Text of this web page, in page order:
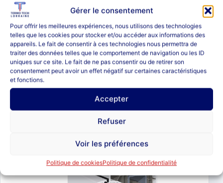
Gérer le consentement
Pour offrir les meilleures expériences, nous utilisons des technologies
telles que les cookies pour stocker et/ou accéder aux informations des
appareils. Le fait de consentir à ces technologies nous permettra de
traiter des données telles que le comportement de navigation ou les ID
uniques sur ce site. Le fait de ne pas consentir ou de retirer son
consentement peut avoir un effet négatif sur certaines caractéristiques
et fonctions.
Accepter
Refuser
Voir les préférences
Politique de cookiesPolitique de confidentialité